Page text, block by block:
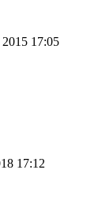
17:05
17:12